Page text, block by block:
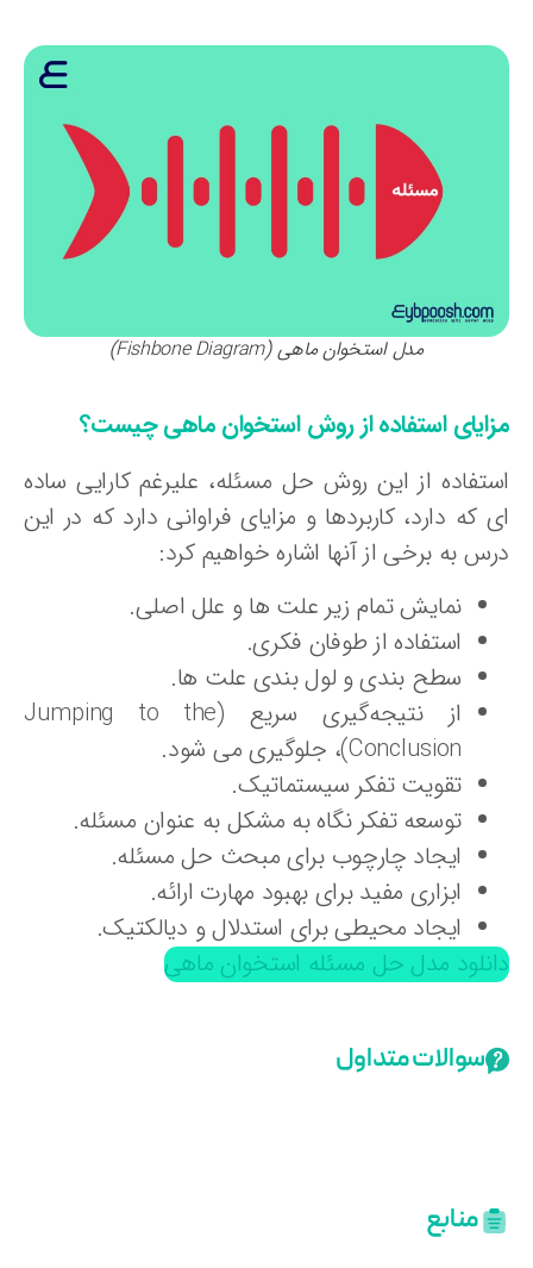
مدل استخوان ماهی (Fishbone Diagram)
استفاده از روش استخوان ماهی چیست؟
از این روش حل مسئله، علیرغم کارایی ساده
که دارد، کاربردها و مزایای فراوانی دارد که در این
به برخی از آنها اشاره خواهیم کرد:
نمایش تمام زیر علت ها و علل اصلی.
استفاده از طوفان فکری.
سطح بندی و لول بندی علت ها.
از نتیجه‌گیری سریع (Jumping to the
Conclusion)، جلوگیری می شود.
تقویت تفکر سیستماتیک.
توسعه تفکر نگاه به مشکل به عنوان مسئله.
ایجاد چارچوب برای مبحث حل مسئله.
ابزاری مفید برای بهبود مهارت ارائه.
ایجاد محیطی برای استدلال و دیالکتیک.
مدل حل مسئله استخوان ماهی
سوالات متداول
منابع